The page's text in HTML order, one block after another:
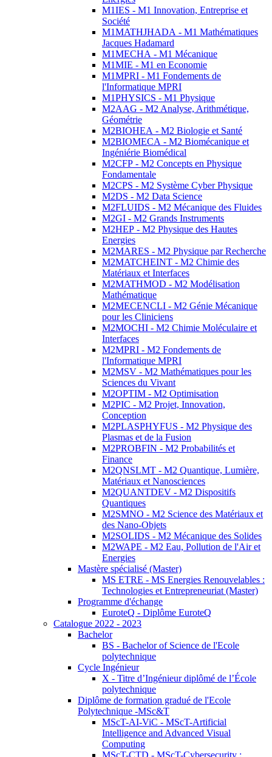
M1IES - M1 Innovation, Entreprise et
Société
M1MATHJHADA - M1 Mathématiques
Jacques Hadamard
M1MECHA - M1 Mécanique
M1MIE - M1 en Economie
M1MPRI - M1 Fondements de
l'Informatique MPRI
M1PHYSICS - M1 Physique
M2AAG - M2 Analyse, Arithmétique,
Géométrie
M2BIOHEA - M2 Biologie et Santé
M2BIOMECA - M2 Biomécanique et
Ingéniérie Biomédical
M2CFP - M2 Concepts en Physique
Fondamentale
M2CPS - M2 Système Cyber Physique
M2DS - M2 Data Science
M2FLUIDS - M2 Mécanique des Fluides
M2GI - M2 Grands Instruments
M2HEP - M2 Physique des Hautes
Energies
M2MARES - M2 Physique par Recherche
M2MATCHEINT - M2 Chimie des
Matériaux et Interfaces
M2MATHMOD - M2 Modélisation
Mathématique
M2MECENCLI - M2 Génie Mécanique
pour les Cliniciens
M2MOCHI - M2 Chimie Moléculaire et
Interfaces
M2MPRI - M2 Fondements de
l'Informatique MPRI
M2MSV - M2 Mathématiques pour les
Sciences du Vivant
M2OPTIM - M2 Optimisation
M2PIC - M2 Projet, Innovation,
Conception
M2PLASPHYFUS - M2 Physique des
Plasmas et de la Fusion
M2PROBFIN - M2 Probabilités et
Finance
M2QNSLMT - M2 Quantique, Lumière,
Matériaux et Nanosciences
M2QUANTDEV - M2 Dispositifs
Quantiques
M2SMNO - M2 Science des Matériaux et
des Nano-Objets
M2SOLIDS - M2 Mécanique des Solides
M2WAPE - M2 Eau, Pollution de l'Air et
Energies
Mastère spécialisé (Master)
MS ETRE - MS Energies Renouvelables :
Technologies et Entrepreneuriat (Master)
Programme d'échange
EuroteQ - Diplôme EuroteQ
Catalogue 2022 - 2023
Bachelor
BS - Bachelor of Science de l'Ecole
polytechnique
Cycle Ingénieur
X - Titre d’Ingénieur diplômé de l’École
polytechnique
Diplôme de formation gradué de l'Ecole
Polytechnique -MSc&T
MScT-AI-ViC - MScT-Artificial
Intelligence and Advanced Visual
Computing
MScT-CTD - MScT-Cybersecurity :